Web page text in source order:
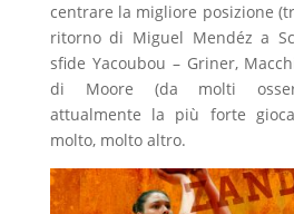
centrare la migliore posizione
ritorno di Miguel Mendéz a
sfide Yacoubou – Griner,
di Moore (da molti
attualmente la più forte
molto, molto altro.